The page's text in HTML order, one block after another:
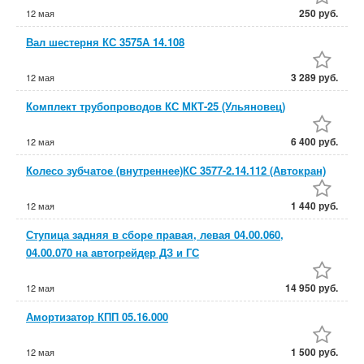
12 мая 250 руб.
Вал шестерня КС 3575А 14.108
12 мая 3 289 руб.
Комплект трубопроводов КС МКТ-25 (Ульяновец)
12 мая 6 400 руб.
Колесо зубчатое (внутреннее)КС 3577-2.14.112 (Автокран)
12 мая 1 440 руб.
Ступица задняя в сборе правая, левая 04.00.060,
04.00.070 на автогрейдер ДЗ и ГС
12 мая 14 950 руб.
Амортизатор КПП 05.16.000
12 мая 1 500 руб.